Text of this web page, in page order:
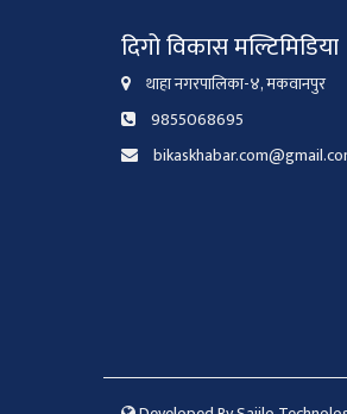
दिगो विकास मल्टिमिडिया
थाहा नगरपालिका-४, मकवानपुर
9855068695